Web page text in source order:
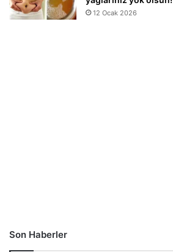
12 Ocak 2026
Son Haberler